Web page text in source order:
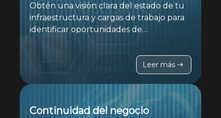
Obtén una visión clara del estado de tu
infraestructura y cargas de trabajo para
identificar oportunidades de
decisiones estratégicas basadas en datos
Leer más
Continuidad del negocio